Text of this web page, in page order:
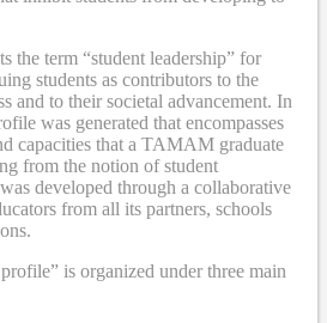
the term “student leadership” for
students as contributors to the
and to their societal advancement. In
was generated that encompasses
capacities that a TAMAM graduate
from the notion of student
developed through a collaborative
from all its partners, schools
is organized under three main